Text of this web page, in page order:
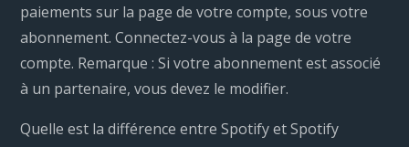
paiements sur la page de votre compte, sous votre
abonnement. Connectez-vous à la page de votre
compte. Remarque : Si votre abonnement est associé
à un partenaire, vous devez le modifier.
Quelle est la différence entre Spotify et Spotify